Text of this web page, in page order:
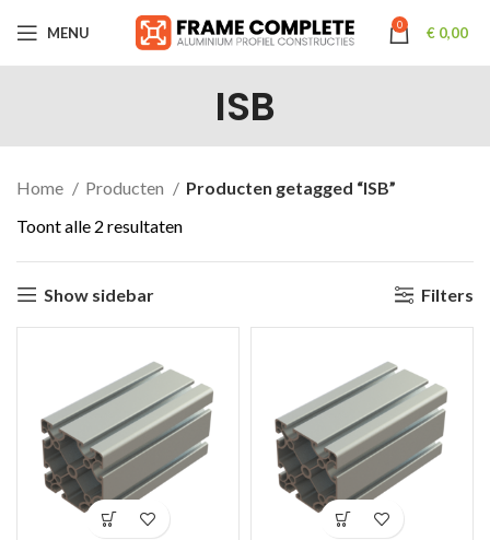
MENU 0 € 0,00
ISB
Home Producten
Producten getagged “ISB”
Toont alle 2 resultaten
Show sidebar Filters